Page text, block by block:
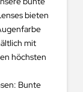
bieten
mit
höchsten
Bunte